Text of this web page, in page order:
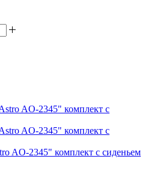
AO-2345" комплект с сиденьем